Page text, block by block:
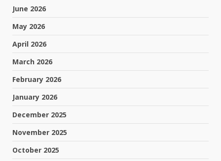
June 2026
May 2026
April 2026
March 2026
February 2026
January 2026
December 2025
November 2025
October 2025